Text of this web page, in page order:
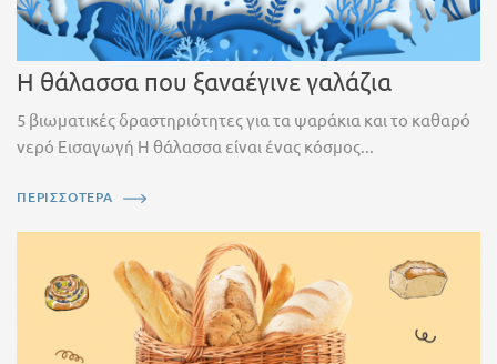
Η θάλασσα που ξαναέγινε γαλάζια
5 βιωματικές δραστηριότητες για τα ψαράκια και το καθαρό
νερό Εισαγωγή Η θάλασσα είναι ένας κόσμος...
ΠΕΡΙΣΣΟΤΕΡΑ